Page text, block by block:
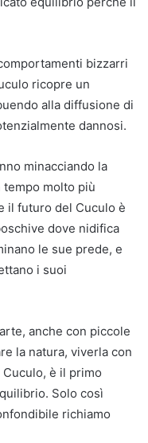
bizzarri
ricopre un
alla diffusione di
dannosi.
minacciando la
tempo molto più
il futuro del Cuculo è
dove nidifica
le sue prede, e
i suoi
anche con piccole
la natura, viverla con
è il primo
Solo così
richiamo